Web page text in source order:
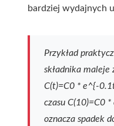
bardziej wydajnych
Przykład
składnika maleje
C(t)=C0 * e^{-
czasu C(10)=C0
oznacza spadek